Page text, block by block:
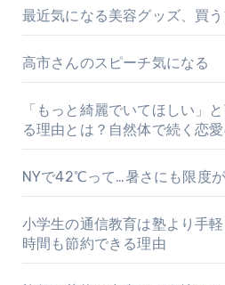
最近気になる美容グッズ、買
高市さんのスピーチ気になる
「もっと綺麗でいてほしい」
る理由とは？自然体で続く恋
NYで42℃って…暑さにも限度
小学生の通信教育は塾より手
時間も節約できる理由